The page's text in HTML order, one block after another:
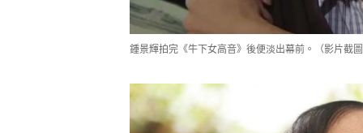
鍾景輝拍完《牛下女高音》後便淡出幕前。（影片截